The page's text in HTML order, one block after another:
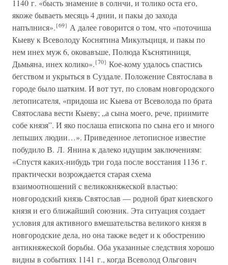
1140 г. «бысть знамение в солнчи, и толико оста его,
якоже бываеть месяць 4 днии, и пакы до захода
напълнися».{69} А далее говорится о том, что «поточиша
Кыеву к Всеволоду Коснятина Микулъциця, и пакы по
нем инех муж 6, оковавъше, Полюда Къснятиниця,
Дьмьяна, инех колико».{70} Кое-кому удалось спастись
бегством и укрыться в Суздале. Положение Святослава в
городе было шатким. И вот тут, по словам новгородского
летописателя, «придоша ис Кыева от Всеволода по брата
Святослава вести Кыеву; „а сына моего, рече, приимите
собе князя”. И яко послаша епископа по сына его и много
лепьших людии…». Приведенное летописное известие
побудило В. Л. Янина к далеко идущим заключениям:
«Спустя каких-нибудь три года после восстания 1136 г.
практически возрождается старая схема
взаимоотношений с великокняжеской властью:
новгородский князь Святослав — родной брат киевского
князя и его ближайший союзник. Эта ситуация создает
условия для активного вмешательства великого князя в
новгородские дела, но она также ведет и к обострению
антикняжеской борьбы. Оба указанные следствия хорошо
видны в событиях 1141 г., когда Всеволод Ольгович